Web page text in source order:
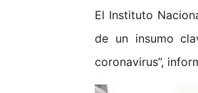
El Instituto
de un insumo
coronavirus”,